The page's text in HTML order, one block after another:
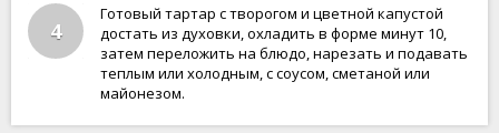
4
Готовый тартар с творогом и цветной капустой
достать из духовки, охладить в форме минут 10,
затем переложить на блюдо, нарезать и подавать
теплым или холодным, с соусом, сметаной или
майонезом.